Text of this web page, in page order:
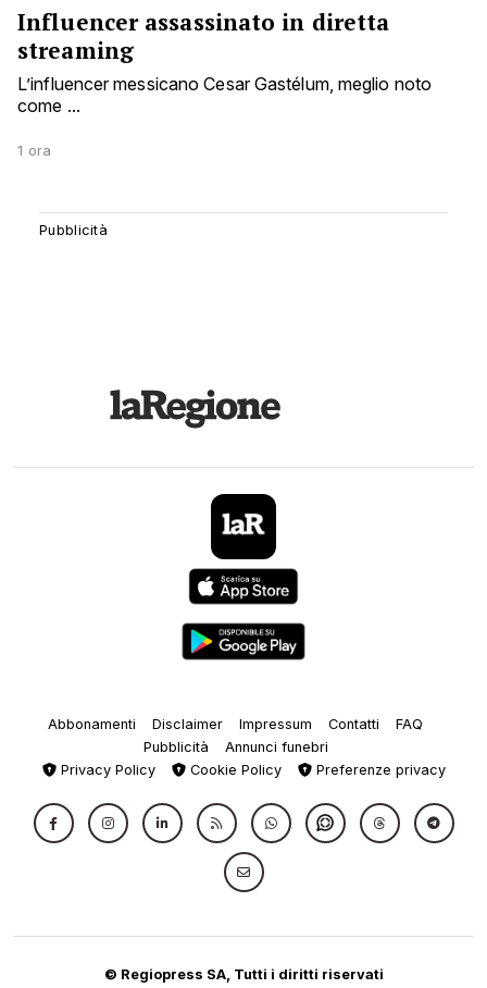
Influencer assassinato in diretta
streaming
L’influencer messicano Cesar Gastélum, meglio noto
come ...
1 ora
Abbonamenti Disclaimer Impressum Contatti
FAQ
Pubblicità
Annunci funebri
Privacy Policy
Cookie Policy Preferenze privacy
© Regiopress SA, Tutti i diritti riservati